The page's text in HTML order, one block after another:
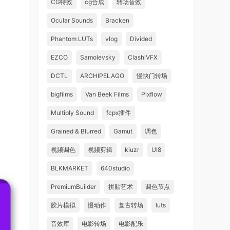
CG特效 cg合成 转场音效
Ocular Sounds Bracken
Phantom LUTs vlog Divided
EZCO Samolevsky ClashiVFX
DCTL ARCHIPELAGO 慢快门转场
bigfilms Van Beek Films Pixflow
Multiply Sound fcpx插件
Grained & Blurred Gamut 调色
视频调色 视频剪辑 kiuzr UI8
BLKMARKET 640studio
PremiumBuilder 拼贴艺术 调色节点
胶片模拟 慢动作 复古转场 luts
音效库 电影转场 电影配乐